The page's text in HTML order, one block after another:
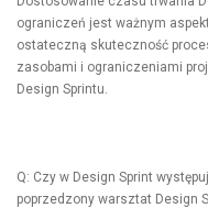
ograniczeń jest ważnym
ostateczną skuteczność
zasobami i ograniczeniami
Design Sprintu.
Q: Czy w Design Sprint
poprzedzony warsztat Design